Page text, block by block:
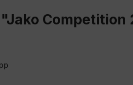
Competition